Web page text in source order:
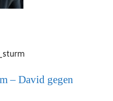
– David gegen